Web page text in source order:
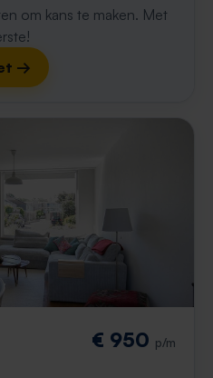
om kans te maken. Met
→
€ 950 p/m